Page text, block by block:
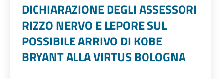
DICHIARAZIONE DEGLI ASSESSORI
RIZZO NERVO E LEPORE SUL
POSSIBILE ARRIVO DI KOBE
BRYANT ALLA VIRTUS BOLOGNA